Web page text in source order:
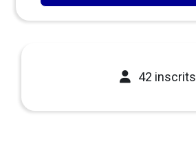
42 inscrits